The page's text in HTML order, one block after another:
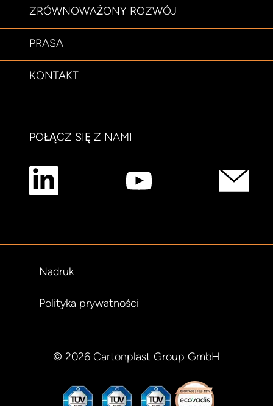
ZRÓWNOWAŻONY ROZWÓJ
PRASA
KONTAKT
POŁĄCZ SIĘ Z NAMI
Nadruk
Polityka prywatności
© 2026 Cartonplast Group GmbH